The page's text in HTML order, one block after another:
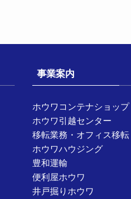
事業案内
ホウワコンテナショップ
ホウワ引越センター
移転業務・オフィス移転
ホウワハウジング
豊和運輸
便利屋ホウワ
井戸掘りホウワ